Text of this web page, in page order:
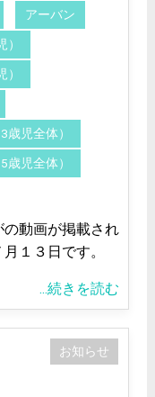
アーバン
歳児全体）
歳児全体）
動画が掲載され
１３日です。
...続きを読む
お知らせ